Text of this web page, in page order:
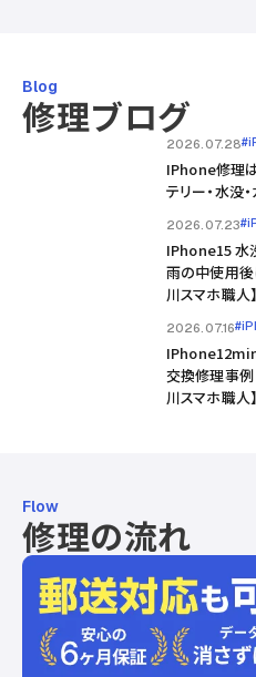
Blog
修理ブログ
2026.07.28
IPhone修理
テリー・水没
2026.07.23
IPhone15 水
雨の中使用後
川スマホ職人】
2026.07.16
交換修理事
川スマホ職人】
Flow
修理の流れ